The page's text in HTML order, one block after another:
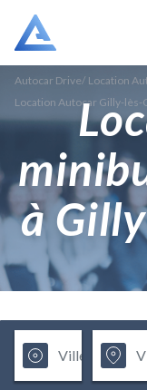
Autocar Drive/ Location
Location Autocar Gilly-lès-
à